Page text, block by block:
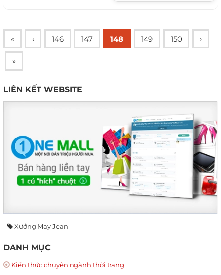
« ‹ 146 147 148 149 150 ›
»
LIÊN KẾT WEBSITE
Xưởng May Jean
DANH MỤC
Kiến thức chuyên ngành thời trang